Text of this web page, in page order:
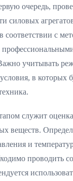
очередь,
силовых
соответствии с
учитывать
в которых
служит
веществ.
и
проводить